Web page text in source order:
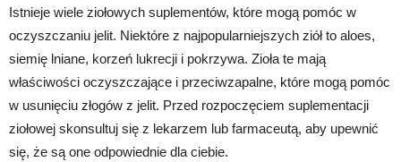
Istnieje wiele ziołowych suplementów, które mogą pomóc w
oczyszczaniu jelit. Niektóre z najpopularniejszych ziół to aloes,
siemię lniane, korzeń lukrecji i pokrzywa. Zioła te mają
właściwości oczyszczające i przeciwzapalne, które mogą pomóc
w usunięciu złogów z jelit. Przed rozpoczęciem suplementacji
ziołowej skonsultuj się z lekarzem lub farmaceutą, aby upewnić
się, że są one odpowiednie dla ciebie.